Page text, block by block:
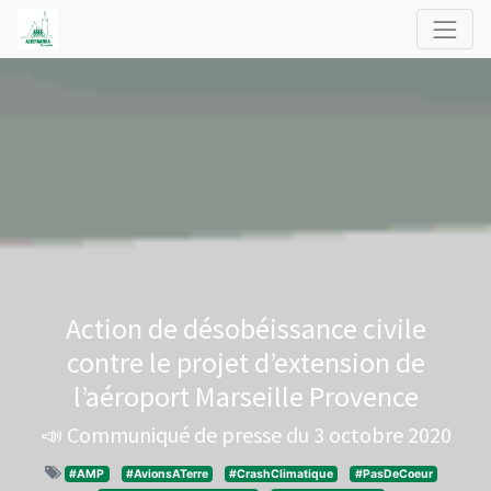
Action de désobéissance civile
contre le projet d’extension de
l’aéroport Marseille Provence
📣 Communiqué de presse du 3 octobre 2020
#AMP #AvionsATerre #CrashClimatique
#PasDeCoeur